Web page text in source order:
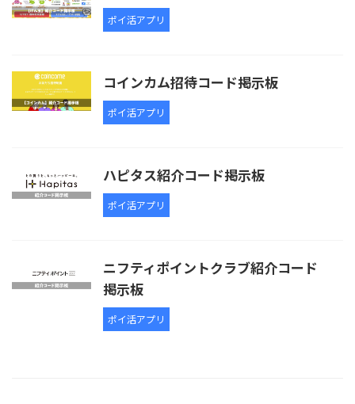
ポイ活アプリ
コインカム招待コード掲示板
ポイ活アプリ
ハピタス紹介コード掲示板
ポイ活アプリ
ニフティポイントクラブ紹介コード
掲示板
ポイ活アプリ